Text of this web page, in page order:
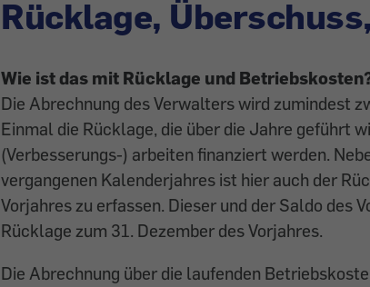
Rücklage,
Wie ist das mit Rücklage und
Die Abrechnung des Verwalters wird zumindest
Einmal die Rücklage, die über die Jahre geführt
(Verbesserungs-) arbeiten finanziert werden.
vergangenen Kalenderjahres ist hier auch der
Vorjahres zu erfassen. Dieser und der Saldo des
Rücklage zum 31. Dezember des Vorjahres.
Die Abrechnung über die laufenden